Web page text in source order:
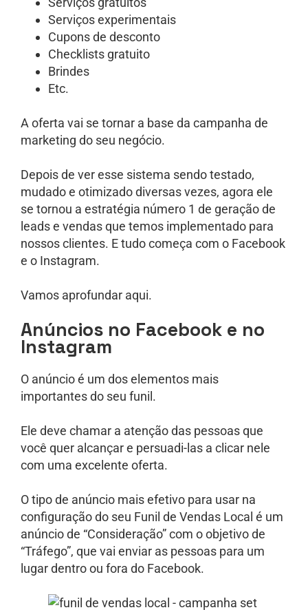
Serviços experimentais
Cupons de desconto
Checklists gratuito
Brindes
Etc.
A oferta vai se tornar a base da campanha de
marketing do seu negócio.
Depois de ver esse sistema sendo testado,
mudado e otimizado diversas vezes, agora ele
se tornou a estratégia número 1 de geração de
leads e vendas que temos implementado para
nossos clientes. E tudo começa com o Facebook
e o Instagram.
Vamos aprofundar aqui.
Anúncios no Facebook e no
Instagram
O anúncio é um dos elementos mais
importantes do seu funil.
Ele deve chamar a atenção das pessoas que
você quer alcançar e persuadi-las a clicar nele
com uma excelente oferta.
O tipo de anúncio mais efetivo para usar na
configuração do seu Funil de Vendas Local é um
anúncio de “Consideração” com o objetivo de
“Tráfego”, que vai enviar as pessoas para um
lugar dentro ou fora do Facebook.